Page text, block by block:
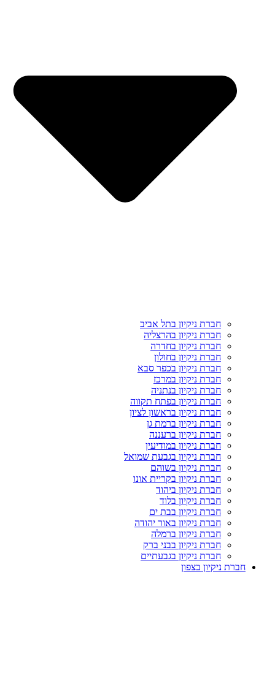
חברת ניקיון בתל אביב
חברת ניקיון בהרצליה
חברת ניקיון בחדרה
חברת ניקיון בחולון
חברת ניקיון בכפר סבא
חברת ניקיון במרכז
חברת ניקיון בנתניה
חברת ניקיון בפתח תקווה
חברת ניקיון בראשון לציון
חברת ניקיון ברמת גן
חברת ניקיון ברעננה
חברת ניקיון במודיעין
חברת ניקיון בגבעת שמואל
חברת ניקיון בשוהם
חברת ניקיון בקריית אונו
חברת ניקיון ביהוד
חברת ניקיון בלוד
חברת ניקיון בבת ים
חברת ניקיון באור יהודה
חברת ניקיון ברמלה
חברת ניקיון בבני ברק
חברת ניקיון בגבעתיים
חברת ניקיון בצפון